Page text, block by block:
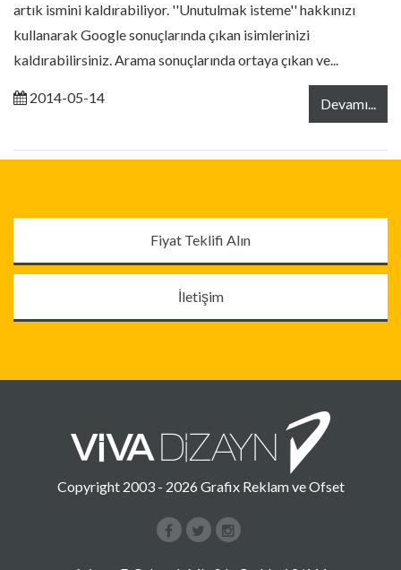
artık ismini kaldırabiliyor. ''Unutulmak isteme'' hakkınızı
kullanarak Google sonuçlarında çıkan isimlerinizi
kaldırabilirsiniz. Arama sonuçlarında ortaya çıkan ve...
2014-05-14 Devamı...
Fiyat Teklifi Alın
İletişim
Copyright 2003 - 2026 Grafix Reklam ve Ofset
FacebookInstagramGoogle+